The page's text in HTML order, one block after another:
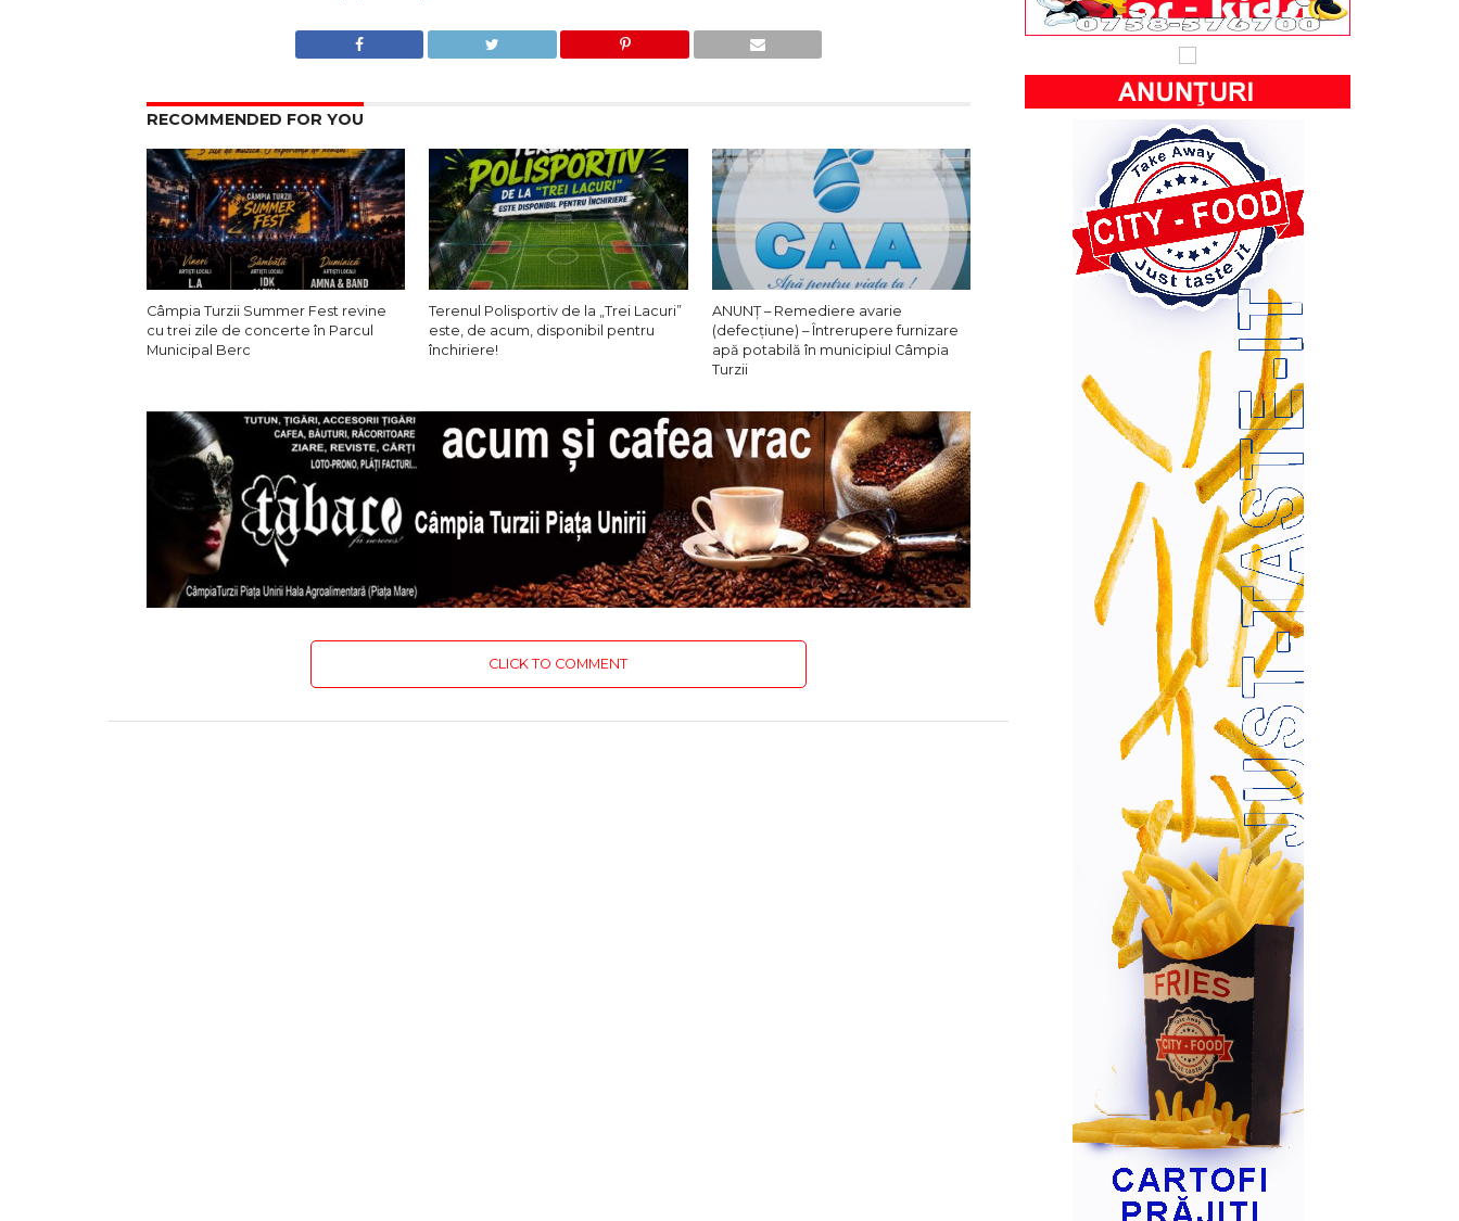
RECOMMENDED FOR YOU
Câmpia Turzii Summer Fest revine
cu trei zile de concerte în Parcul
Municipal Berc
Terenul Polisportiv de la „Trei Lacuri”
este, de acum, disponibil pentru
închiriere!
ANUNȚ – Remediere avarie
(defecțiune) – Întrerupere furnizare
apă potabilă în municipiul Câmpia
Turzii
CLICK TO COMMENT